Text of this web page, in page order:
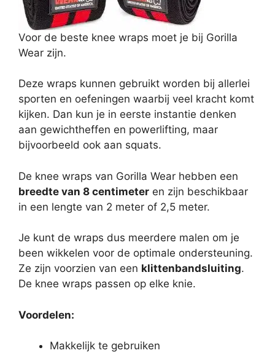
Voor de beste knee wraps moet je bij Gorilla
Wear zijn.
Deze wraps kunnen gebruikt worden bij allerlei
sporten en oefeningen waarbij veel kracht komt
kijken. Dan kun je in eerste instantie denken
aan gewichtheffen en powerlifting, maar
bijvoorbeeld ook aan squats.
De knee wraps van Gorilla Wear hebben een
breedte van 8 centimeter en zijn beschikbaar
in een lengte van 2 meter of 2,5 meter.
Je kunt de wraps dus meerdere malen om je
been wikkelen voor de optimale ondersteuning.
Ze zijn voorzien van een klittenbandsluiting.
De knee wraps passen op elke knie.
Voordelen:
Makkelijk te gebruiken